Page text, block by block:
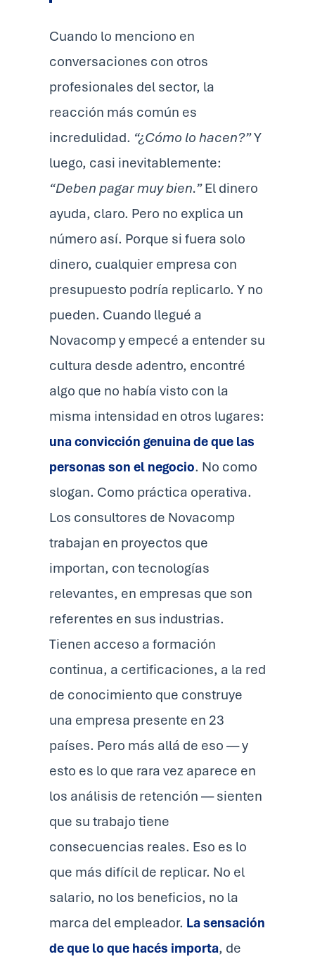
Cuando lo menciono en
conversaciones con otros
profesionales del sector, la
reacción más común es
incredulidad. “¿Cómo lo hacen?”Y
luego, casi inevitablemente:
“Deben pagar muy bien.”El dinero
ayuda, claro. Pero no explica un
número así. Porque si fuera solo
dinero, cualquier empresa con
presupuesto podría replicarlo. Y no
pueden. Cuando llegué a
Novacomp y empecé a entender su
cultura desde adentro, encontré
algo que no había visto con la
misma intensidad en otros lugares:
una convicción genuina de que las
personas son el negocio. No como
slogan. Como práctica operativa.
Los consultores de Novacomp
trabajan en proyectos que
importan, con tecnologías
relevantes, en empresas que son
referentes en sus industrias.
Tienen acceso a formación
continua, a certificaciones, a la red
de conocimiento que construye
una empresa presente en 23
países. Pero más allá de eso — y
esto es lo que rara vez aparece en
los análisis de retención — sienten
que su trabajo tiene
consecuencias reales. Eso es lo
que más difícil de replicar. No el
salario, no los beneficios, no la
marca del empleador. La sensación
de que lo que hacés importa, de